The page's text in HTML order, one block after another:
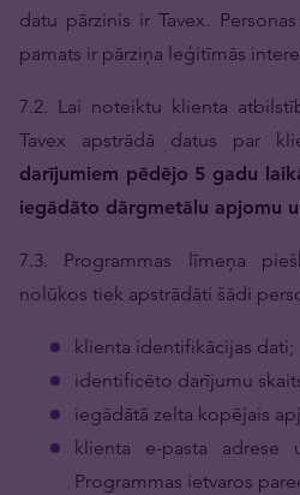
datu pārzinis ir Tavex.
pamats ir pārziņa leģitīmās
7.2. Lai noteiktu klienta
Tavex apstrādā datus par
darījumiem pēdējo 5 gadu
iegādāto dārgmetālu apjomu
7.3. Programmas līmeņa
nolūkos tiek apstrādāti šādi
klienta identifikācijas dati;
identificēto darījumu
iegādātā zelta kopējais
klienta e-pasta adrese
Programmas ietvaros